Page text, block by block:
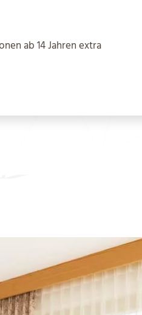
ab 14 Jahren extra